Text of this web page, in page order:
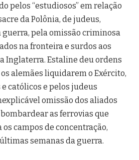
pelos “estudiosos” em relação
da Polônia, de judeus,
pela omissão criminosa
na fronteira e surdos aos
Inglaterra. Estaline deu ordens
alemães liquidarem o Exército,
católicos e pelos judeus
omissão dos aliados
as ferrovias que
campos de concentração,
semanas da guerra.